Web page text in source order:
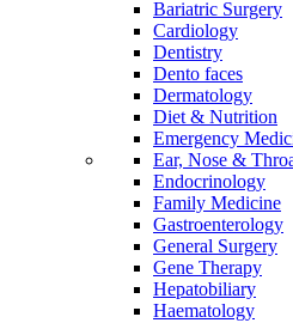
Bariatric Surgery
Cardiology
Dentistry
Dento faces
Dermatology
Diet & Nutrition
Emergency
Ear, Nose &
Endocrinology
Family Medicine
Gastroenterology
General Surgery
Gene Therapy
Hepatobiliary
Haematology